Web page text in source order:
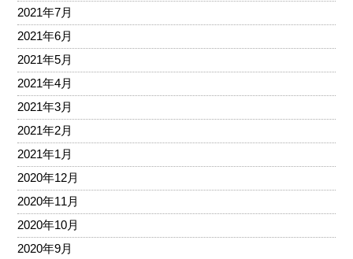
2021年7月
2021年6月
2021年5月
2021年4月
2021年3月
2021年2月
2021年1月
2020年12月
2020年11月
2020年10月
2020年9月